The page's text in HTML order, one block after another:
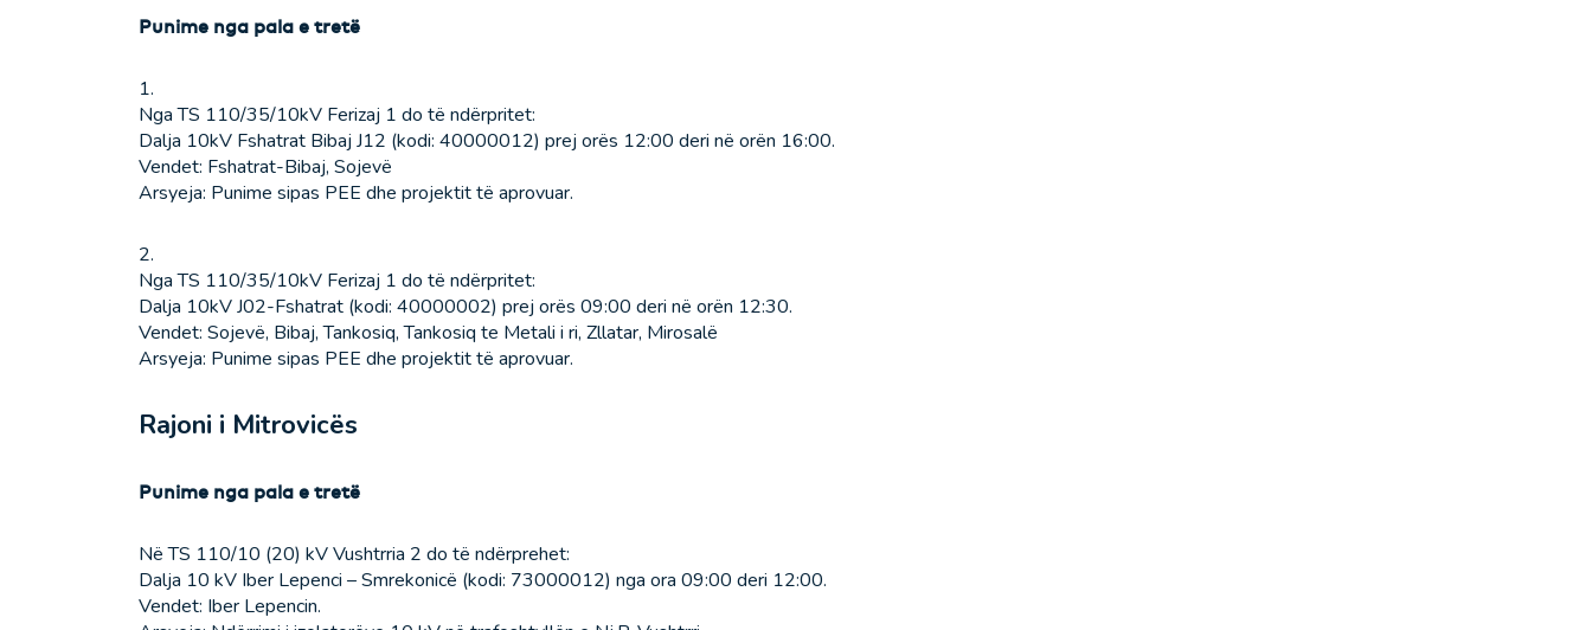
Punime nga pala e tretë
1.
Nga TS 110/35/10kV Ferizaj 1 do të ndërpritet:
Dalja 10kV Fshatrat Bibaj J12 (kodi: 40000012) prej orës 12:00 deri në orën 16:00.
Vendet: Fshatrat-Bibaj, Sojevë
Arsyeja: Punime sipas PEE dhe projektit të aprovuar.
2.
Nga TS 110/35/10kV Ferizaj 1 do të ndërpritet:
Dalja 10kV J02-Fshatrat (kodi: 40000002) prej orës 09:00 deri në orën 12:30.
Vendet: Sojevë, Bibaj, Tankosiq, Tankosiq te Metali i ri, Zllatar, Mirosalë
Arsyeja: Punime sipas PEE dhe projektit të aprovuar.
Rajoni i Mitrovicës
Punime nga pala e tretë
Në TS 110/10 (20) kV Vushtrria 2 do të ndërprehet:
Dalja 10 kV Iber Lepenci – Smrekonicë (kodi: 73000012) nga ora 09:00 deri 12:00.
Vendet: Iber Lepencin.